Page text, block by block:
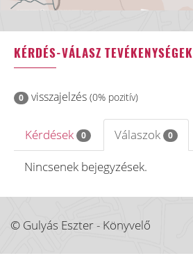
KÉRDÉS-VÁLASZ TEVÉKENYSÉGEK
0 visszajelzés (0% pozitív)
Kérdések 0 Válaszok 0
Nincsenek bejegyzések.
© Gulyás Eszter - Könyvelő